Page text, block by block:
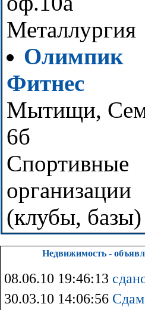
Металлургия
Олимпик
Фитнес
Мытищи,
6б
Спортивные
организации
(клубы, базы)
Недвижимость -
08.06.10 19:46:13
30.03.10 14:06:56